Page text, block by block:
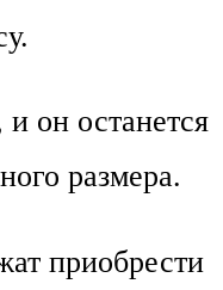
он останется
размера.
приобрести